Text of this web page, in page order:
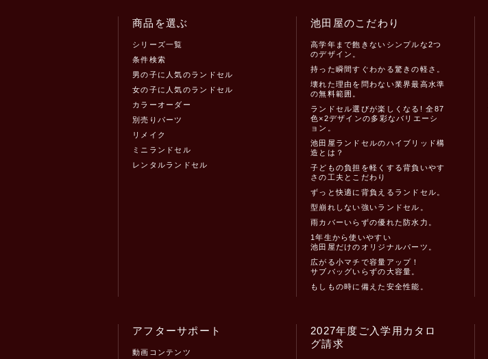
商品を選ぶ
シリーズ一覧
条件検索
男の子に人気のランドセル
女の子に人気のランドセル
カラーオーダー
別売りパーツ
リメイク
ミニランドセル
レンタルランドセル
池田屋のこだわり
高学年まで飽きないシンプルな2つ
のデザイン。
持った瞬間すぐわかる驚きの軽さ。
壊れた理由を問わない業界最高水準
の無料範囲。
ランドセル選びが楽しくなる! 全87
色×2デザインの多彩なバリエーシ
ョン。
池田屋ランドセルのハイブリッド構
造とは？
子どもの負担を軽くする背負いやす
さの工夫とこだわり
ずっと快適に背負えるランドセル。
型崩れしない強いランドセル。
雨カバーいらずの優れた防水力。
1年生から使いやすい
池田屋だけのオリジナルパーツ。
広がる小マチで容量アップ！
サブバッグいらずの大容量。
もしもの時に備えた安全性能。
アフターサポート
動画コンテンツ
2027年度ご入学用カタロ
グ請求